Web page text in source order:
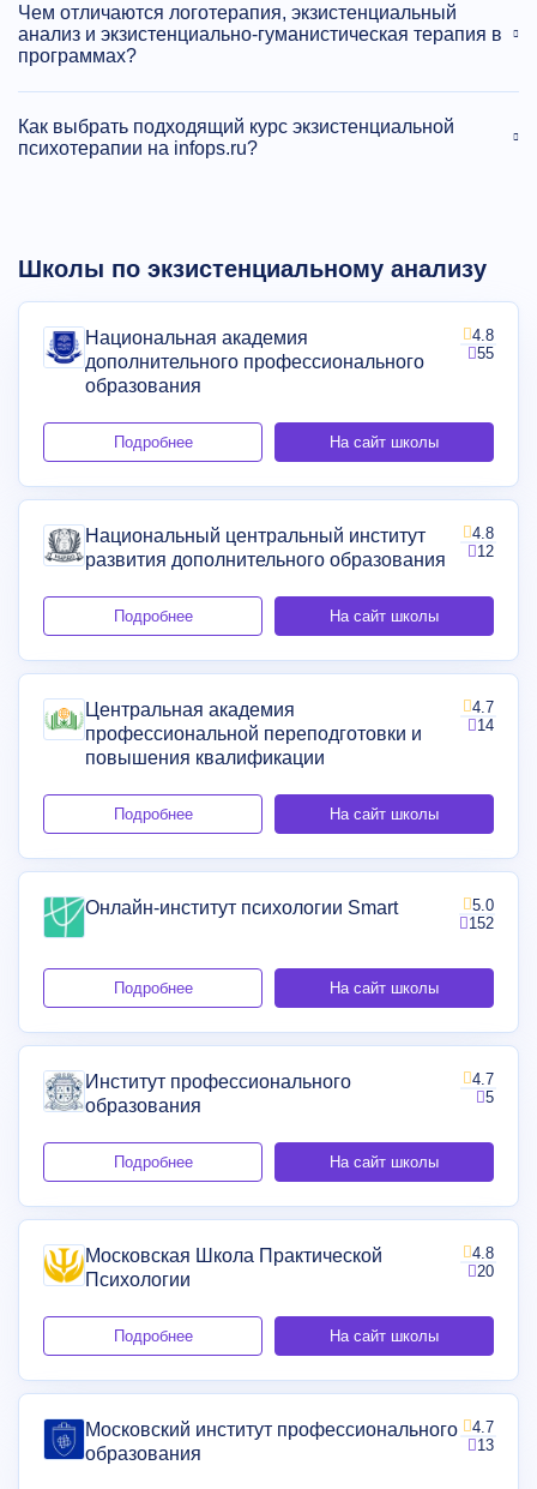
Чем отличаются логотерапия, экзистенциальный
анализ и экзистенциально‑гуманистическая терапия в
программах?
Как выбрать подходящий курс экзистенциальной
психотерапии на infops.ru?
Школы по экзистенциальному анализу
Национальная академия
дополнительного профессионального
образования
4.8
55
Подробнее На сайт школы
Национальный центральный институт
развития дополнительного образования
4.8
12
Подробнее На сайт школы
Центральная академия
профессиональной переподготовки и
повышения квалификации
4.7
14
Подробнее На сайт школы
Онлайн-институт психологии Smart
5.0
152
Подробнее На сайт школы
Институт профессионального
образования
4.7
5
Подробнее На сайт школы
Московская Школа Практической
Психологии
4.8
20
Подробнее На сайт школы
Московский институт профессионального
образования
4.7
13